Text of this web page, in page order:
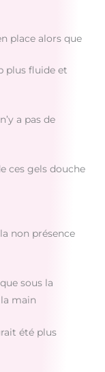
place alors que
plus fluide et
a pas de
ces gels douche
non présence
sous la
main
été plus